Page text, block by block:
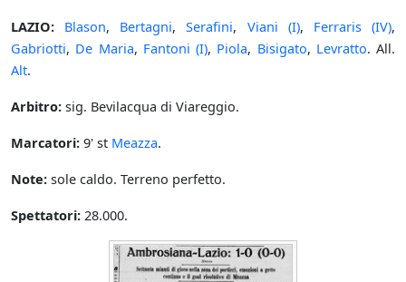
LAZIO: Blason, Bertagni,Serafini, Viani (I), Ferraris (IV),
Gabriotti, De Maria, Fantoni (I), Piola, Bisigato, Levratto. All.
Alt.
Arbitro: sig. Bevilacqua di Viareggio.
Marcatori: 9' st Meazza.
Note: sole caldo. Terreno perfetto.
Spettatori: 28.000.